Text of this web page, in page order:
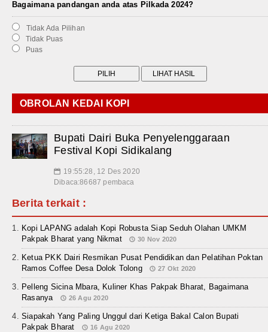
Bagaimana pandangan anda atas Pilkada 2024?
Tidak Ada Pilihan
Tidak Puas
Puas
OBROLAN KEDAI KOPI
Bupati Dairi Buka Penyelenggaraan
Festival Kopi Sidikalang
📅 19:55:28, 12 Des 2020
Dibaca:86687 pembaca
Berita terkait :
Kopi LAPANG adalah Kopi Robusta Siap Seduh Olahan UMKM
Pakpak Bharat yang Nikmat
30 Nov 2020
Ketua PKK Dairi Resmikan Pusat Pendidikan dan Pelatihan Poktan
Ramos Coffee Desa Dolok Tolong
27 Okt 2020
Pelleng Sicina Mbara, Kuliner Khas Pakpak Bharat, Bagaimana
Rasanya
26 Agu 2020
Siapakah Yang Paling Unggul dari Ketiga Bakal Calon Bupati
Pakpak Bharat
16 Agu 2020